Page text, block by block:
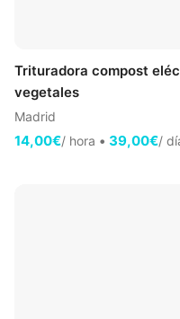
Trituradora compost
vegetales
Madrid
14,00€/ hora • 39,00€/